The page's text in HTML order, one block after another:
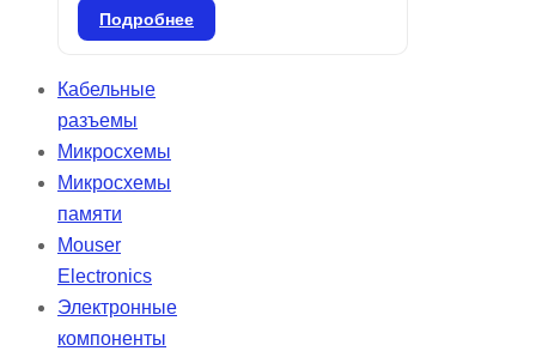
свободным от гамма-2 и ртути
предназначены для смешивания
в специальном смесителе.
Применяются для всех видов
реставраций боковых зубов и
ситуаций, где эстетика не
является приоритетной. Удобны в
использовании благодаря
цветовой маркировке и
предварительной дозировке.
Подробнее
Кабельные
разъемы
Микросхемы
Микросхемы
памяти
Mouser
Electronics
Электронные
компоненты